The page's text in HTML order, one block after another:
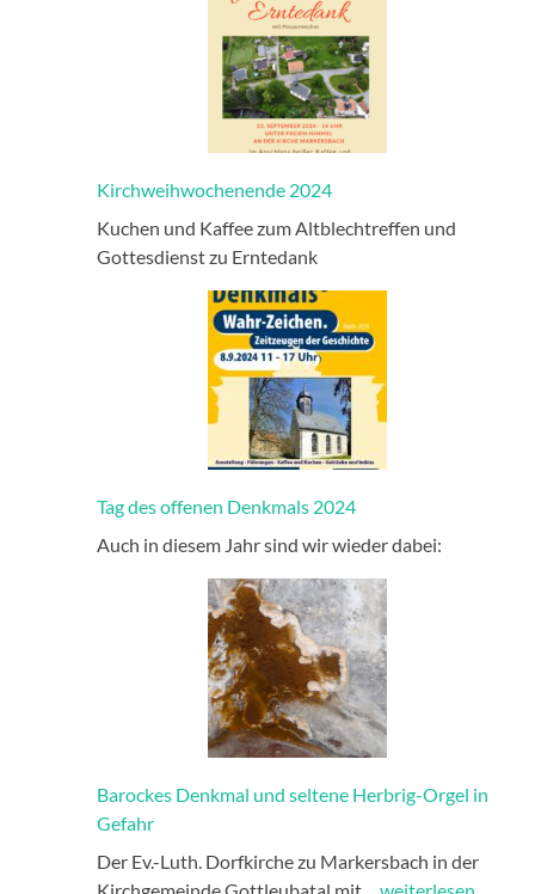
abgeschlossen
|
Echter
Kirche
vorerst
Kirchweihwochenende 2024
Kuchen und Kaffee zum Altblechtreffen und
Gottesdienst zu Erntedank
Tag des offenen Denkmals 2024
Auch in diesem Jahr sind wir wieder dabei:
Barockes Denkmal und seltene Herbrig-Orgel in
Gefahr
Der Ev.-Luth. Dorfkirche zu Markersbach in der
Barockes